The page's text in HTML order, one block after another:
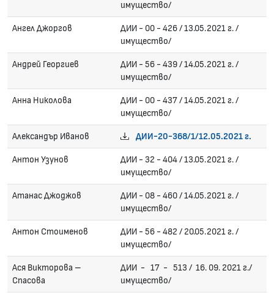
имущество/
Ангел Джоргов
ДИИ - 00 - 426 / 13.05.2021 г. /
имущество/
Андрей Георгиев
ДИИ - 56 - 439 / 14.05.2021 г. /
имущество/
Анна Николова
ДИИ - 00 - 437 / 14.05.2021 г. /
имущество/
Александър Иванов ДИИ-20-368/1/12.05.2021 г.
Антон Узунов
ДИИ - 32 - 404 / 13.05.2021 г. /
имущество/
Атанас Джоджов
ДИИ - 08 - 460 / 14.05.2021 г. /
имущество/
Антон Стоименов
ДИИ - 56 - 482 / 20.05.2021 г. /
имущество/
Ася Викторова –
Спасова
ДИИ - 17 - 513 / 16. 09. 2021 г./
имущество/